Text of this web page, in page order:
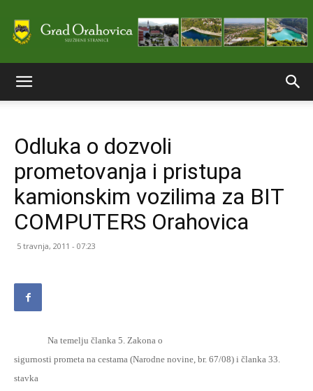
stranice
Grada
Odluka o dozvoli
prometovanja i pristupa
kamionskim vozilima za BIT
COMPUTERS Orahovica
5 travnja, 2011 - 07:23
Na temelju članka 5. Zakona o
sigurnosti prometa na cestama (Narodne novine, br. 67/08) i članka 33.
stavka